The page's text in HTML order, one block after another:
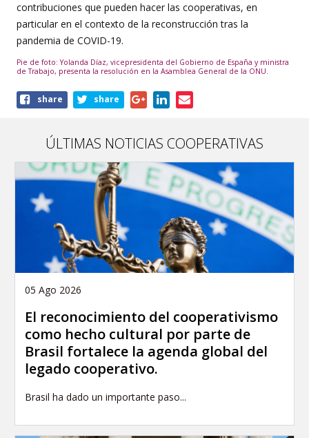
contribuciones que pueden hacer las cooperativas, en
particular en el contexto de la reconstrucción tras la
pandemia de COVID-19.
Pie de foto: Yolanda Díaz, vicepresidenta del Gobierno de España y ministra
de Trabajo, presenta la resolución en la Asamblea General de la ONU.
Shareshare share
ÚLTIMAS NOTICIAS COOPERATIVAS
05 Ago 2026
El reconocimiento del cooperativismo
como hecho cultural por parte de
Brasil fortalece la agenda global del
legado cooperativo.
Brasil ha dado un importante paso...